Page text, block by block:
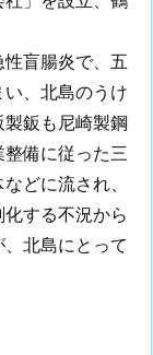
盲腸炎で、五
、北島のうけ
鈑も尼崎製鋼
備に従った三
どに流され、
する不況から
北島にとって